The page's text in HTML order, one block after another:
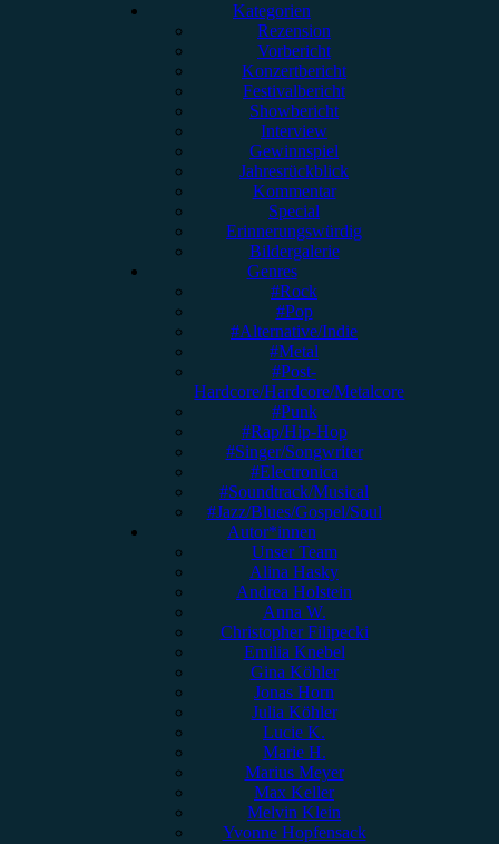
Kategorien
Rezension
Vorbericht
Konzertbericht
Festivalbericht
Showbericht
Interview
Gewinnspiel
Jahresrückblick
Kommentar
Special
Erinnerungswürdig
Bildergalerie
Genres
#Rock
#Pop
#Alternative/Indie
#Metal
#Post-
Hardcore/Hardcore/Metalcore
#Punk
#Rap/Hip-Hop
#Singer/Songwriter
#Electronica
#Soundtrack/Musical
#Jazz/Blues/Gospel/Soul
Autor*innen
Unser Team
Alina Hasky
Andrea Holstein
Anna W.
Christopher Filipecki
Emilia Knebel
Gina Köhler
Jonas Horn
Julia Köhler
Lucie K.
Marie H.
Marius Meyer
Max Keller
Melvin Klein
Yvonne Hopfensack